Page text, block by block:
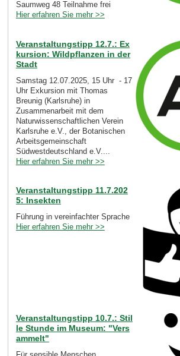
Saumweg 48 Teilnahme frei
Hier erfahren Sie mehr >>
Veranstaltungstipp 12.7.: Ex
kursion: Wildpflanzen in der
Stadt
Samstag 12.07.2025, 15 Uhr - 17
Uhr Exkursion mit Thomas
Breunig (Karlsruhe) in
Zusammenarbeit mit dem
Naturwissenschaftlichen Verein
Karlsruhe e.V., der Botanischen
Arbeitsgemeinschaft
Südwestdeutschland e.V....
Hier erfahren Sie mehr >>
Veranstaltungstipp 11.7.202
5: Insekten
Führung in vereinfachter Sprache
Hier erfahren Sie mehr >>
Veranstaltungstipp 10.7.: Stil
le Stunde im Museum: "Vers
ammelt"